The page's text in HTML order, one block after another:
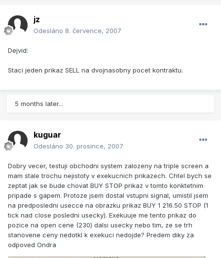
jz
Odesláno 8. července, 2007
Dejvid:
Staci jeden prikaz SELL na dvojnasobny pocet kontraktu.
5 months later...
kuguar
Odesláno 30. prosince, 2007
Dobry vecer, testuji obchodni system zalozeny na triple screen a
mam stale trochu nejistoty v exekucnich prikazech. Chtel bych se
zeptat jak se bude chovat BUY STOP prikaz v tomto konktetnim
pripade s gapem. Protoze jsem dostal vstupni signal, umistil jsem
na predposledni usecce na obrazku prikaz BUY 1 216.50 STOP (1
tick nad close posledni usecky). Exekuuje me tento prikaz do
pozice na open cene (230) dalsi usecky nebo tim, ze se trh
stanovene ceny nedotkl k exekuci nedojde? Predem diky za
odpoved Ondra